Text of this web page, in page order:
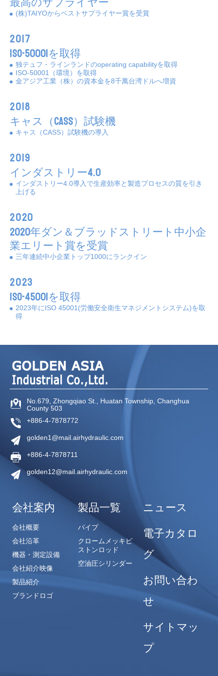
(株)TAIYOからベストサプライヤー賞を受賞
2017
ISO-50001を取得
独テュフ・ラインランドのoperating capabilityを取得
ISO-50001（環境）を取得
金アジア工業（株）の資本金を8千萬台湾ドルへ増資
2018
キャス（CASS）試験機
キャス（CASS）試験機の導入
2019
インダストリー4.0
インダストリー4.0導入で生産効率と製造プロセスの質を引き
上げる
2020
2020年ダン＆ブラッドストリート中小企
業エリート賞を受賞
三年連続中小企業トップ1000にランクイン
2023
ISO-45001を取得
2023年にISO 45001(労働安全衛生マネジメントシステム)を取
得
No.679, Zhongqiao St., Huatan Township, Changhua
County 503
+886-4-7878772
golden1@mail.airhydraulic.com
+886-4-7878711
golden12@mail.airhydraulic.com
会社案内
会社概要
会社沿革
機器・測定設備
会社紹介映像
製品紹介
ブランドロゴ
製品一覧
パイプ
クロームメッキピ
ストンロッド
空油圧シリンダー
ニュース
電子カタロ
グ
お問い合わ
せ
サイトマッ
プ